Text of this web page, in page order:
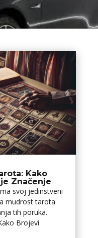
Kako
Značenje
svoj jedinstveni
mudrost tarota
tih poruka.
Brojevi